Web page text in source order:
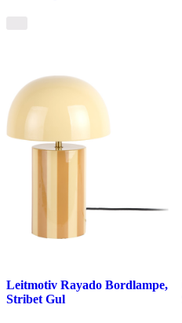
Leitmotiv Rayado Bordlampe,
Stribet Gul